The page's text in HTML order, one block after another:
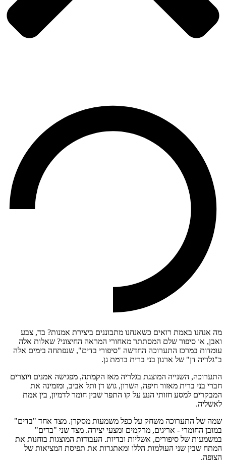
מה אנחנו באמת רואים כשאנחנו מתבוננים ביצירת אמנות? בד, צבע
ואבן, או סיפור שלם המסתתר מאחורי המראה החיצוני? שאלות אלה
עומדות במרכז התערוכה החדשה "סיפורי בדים", שנפתחה בימים אלה
ב"גלריה דן" של ארגון בני ברית ברמת גן.
התערוכה, השנייה המוצגת בגלריה מאז הקמתה, מפגישה אמנים ויוצרים
חברי בני ברית מאזור חיפה, השרון, גוש דן ותל אביב, ומזמינה את
המבקרים למסע חזותי הנע על קו התפר שבין חומר לדמיון, בין אמת
לאשליה.
שמה של התערוכה משחק על כפל משמעות מסקרן. מצד אחד "בדים"
במובן החומרי - אריגים, מרקמים ומצעי יצירה. מצד שני "בדים"
במשמעות של סיפורים, אשליות ובדיות. העבודות המוצגות בוחנות את
המתח שבין שני העולמות הללו ומאתגרות את תפיסת המציאות של
הצופה.